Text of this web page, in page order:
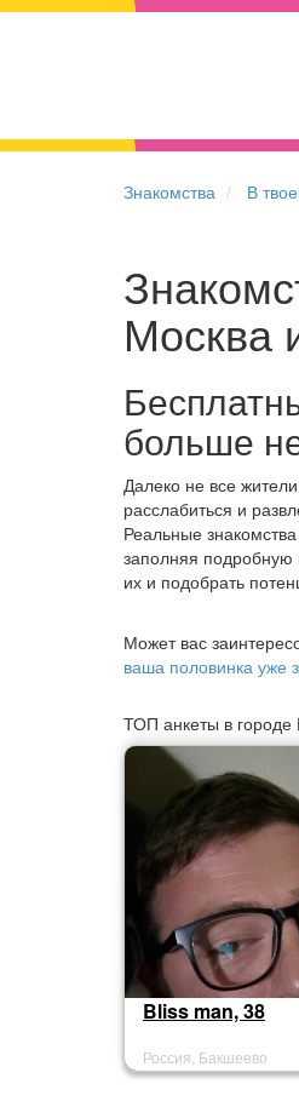
Знакомства В
Москва
больше
Далеко не все
расслабиться и
Реальные
заполняя
их и подобрать
Может вас
ваша половинка уже
ТОП анкеты в городе
Bliss man, 38
Россия, Бакшеево